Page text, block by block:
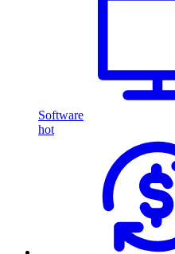
Software
hot